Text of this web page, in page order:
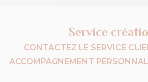
Service
CONTACTEZ LE SERVICE
ACCOMPAGNEMENT